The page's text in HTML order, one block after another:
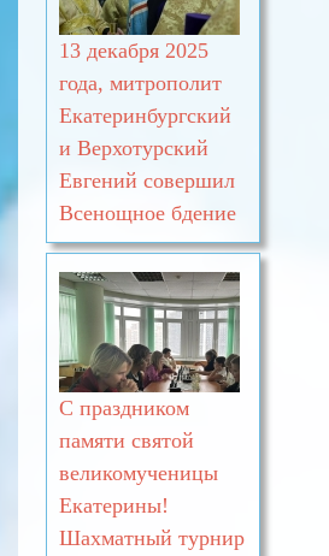
13 декабря 2025
года, митрополит
Екатеринбургский
и Верхотурский
Евгений совершил
Всенощное бдение
С праздником
памяти святой
великомученицы
Екатерины!
Шахматный турнир